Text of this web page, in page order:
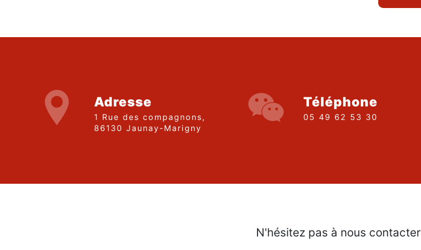
Adresse
1 Rue des compagnons,
86130 Jaunay-Marigny
Téléphone
05 49 62 53 30
N'hésitez pas à nous contacter